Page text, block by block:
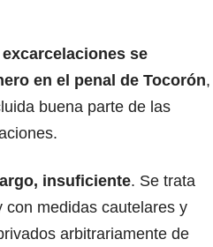
se
en el penal de Tocorón,
buena parte de las
insuficiente. Se trata
medidas cautelares y
arbitrariamente de